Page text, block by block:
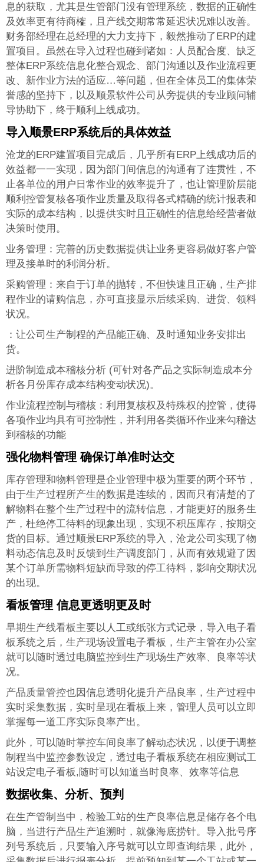
息的获取，尤其是生管部门没有管理系统，数据的正确性
及效率更有待商榷，且产线交期常常延迟状况难以改善。
财务部经理在总经理的大力支持下，毅然推动了ERP的建
置项目。虽然在导入过程也碰到诸如：人员配合度、缺乏
整体ERP系统信息化整合观念、部门沟通以及作业流程更
改、新作业方法的适应…等问题，但在全体员工的集体荣
誉感的坚持下，以及顺景软件公司从旁提供的专业顾问辅
导协助下，终于顺利上线成功。
导入顺景ERP系统后的具体效益
沧龙的ERP建置项目完成后，几乎所有ERP上线成功后的
效益都一一实现，因为部门间信息的沟通有了连贯性，不
止各单位的用户日常作业的效率提升了，也让管理阶层能
顺利控管复核各项作业质量及取得各式精确的统计报表和
实际的成本结构，以提供实时且正确性的信息给经营者做
决策时使用。
业务管理：完善的历史数据提供让业务更容易做好客户管
理及接单时的利润分析。
采购管理：来自于订单的抛转，不但快速且正确，生产排
程作业的请购信息，亦可直接显示后续采购、进货、领料
状况。
：让公司生产制程的产品能正确、及时通知业务安排出
货。
进阶制造成本稽核分析 (可针对各产品之实际制造成本分
析各月份库存成本结构变动状况)。
作业流程控制与稽核：利用复核权及特殊权的控管，使得
各项作业均具有可控制性，并利用各类循环作业来勾稽达
到稽核的功能
强化物料管理 确保订单准时达交
库存管理和物料管理是企业管理中极为重要的两个环节，
由于生产过程所产生的数据是连续的，因而只有清楚的了
解物料在整个生产过程中的流转信息，才能更好的服务生
产，杜绝停工待料的现象出现，实现不积压库存，按期交
货的目标。通过顺景ERP系统的导入，沧龙公司实现了物
料动态信息及时反馈到生产调度部门，从而有效规避了因
某个订单所需物料短缺而导致的停工待料，影响交期状况
的出现。
看板管理 信息更透明更及时
早期生产线看板主要以人工或纸张方式记录，导入电子看
板系统之后，生产现场设置电子看板，生产主管在办公室
就可以随时透过电脑监控到生产现场生产效率、良率等状
况。
产品质量管控也因信息透明化提升产品良率，生产过程中
实时采集数据，实时呈现在看板上来，管理人员可以立即
掌握每一道工序实际良率产出。
此外，可以随时掌控车间良率了解动态状况，以便于调整
制程当中监控参数设定，透过电子看板系统在相应测试工
站设定电子看板,随时可以知道当时良率、效率等信息
数据收集、分析、预判
在生产管制当中，检验工站的生产良率信息是储存各个电
脑，当进行产品生产追溯时，就像海底捞针。导入批号序
列号系统后，只要输入序号就可以立即查询结果，此外，